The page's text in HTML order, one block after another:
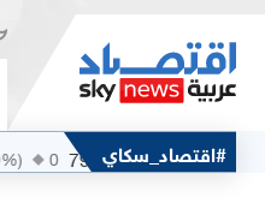
#اقتصاد_سكاي
خام مربان 79.53
0
(0 %)